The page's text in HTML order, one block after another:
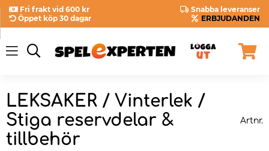
Fri frakt vid 600 kr
Snabba leveranser
Öppet köp 30 dagar
ERBJUDANDEN
LEKSAKER / Vinterlek /
Stiga reservdelar &
tillbehör
Artnr.